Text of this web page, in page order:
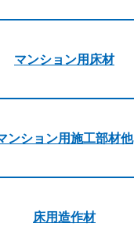
マンション用床材
ンション用施工部材他
床用造作材